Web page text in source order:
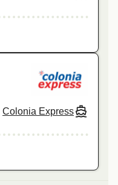
Colonia Express